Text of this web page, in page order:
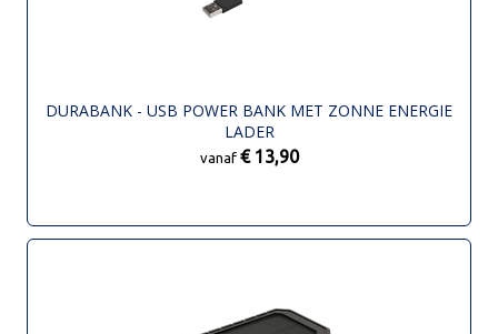
DURABANK - USB POWER BANK MET ZONNE ENERGIE
LADER
vanaf € 13,90